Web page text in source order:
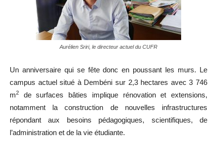
Aurélien Sriri, le directeur actuel du CUFR
Un anniversaire qui se fête donc en poussant les murs. Le
campus actuel situé à Dembéni sur 2,3 hectares avec 3 746
m2
de surfaces bâties implique rénovation et extensions,
notamment la construction de nouvelles infrastructures
répondant aux besoins pédagogiques, scientifiques, de
l’administration et de la vie étudiante.